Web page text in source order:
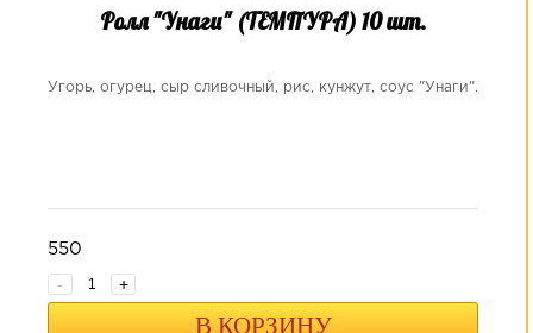
Ролл "Унаги" (ТЕМПУРА) 10 шт.
Угорь, огурец, сыр сливочный, рис, кунжут, соус "Унаги".
550
- +
В КОРЗИНУ